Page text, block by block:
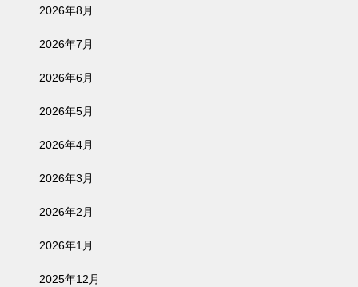
2026年8月
2026年7月
2026年6月
2026年5月
2026年4月
2026年3月
2026年2月
2026年1月
2025年12月